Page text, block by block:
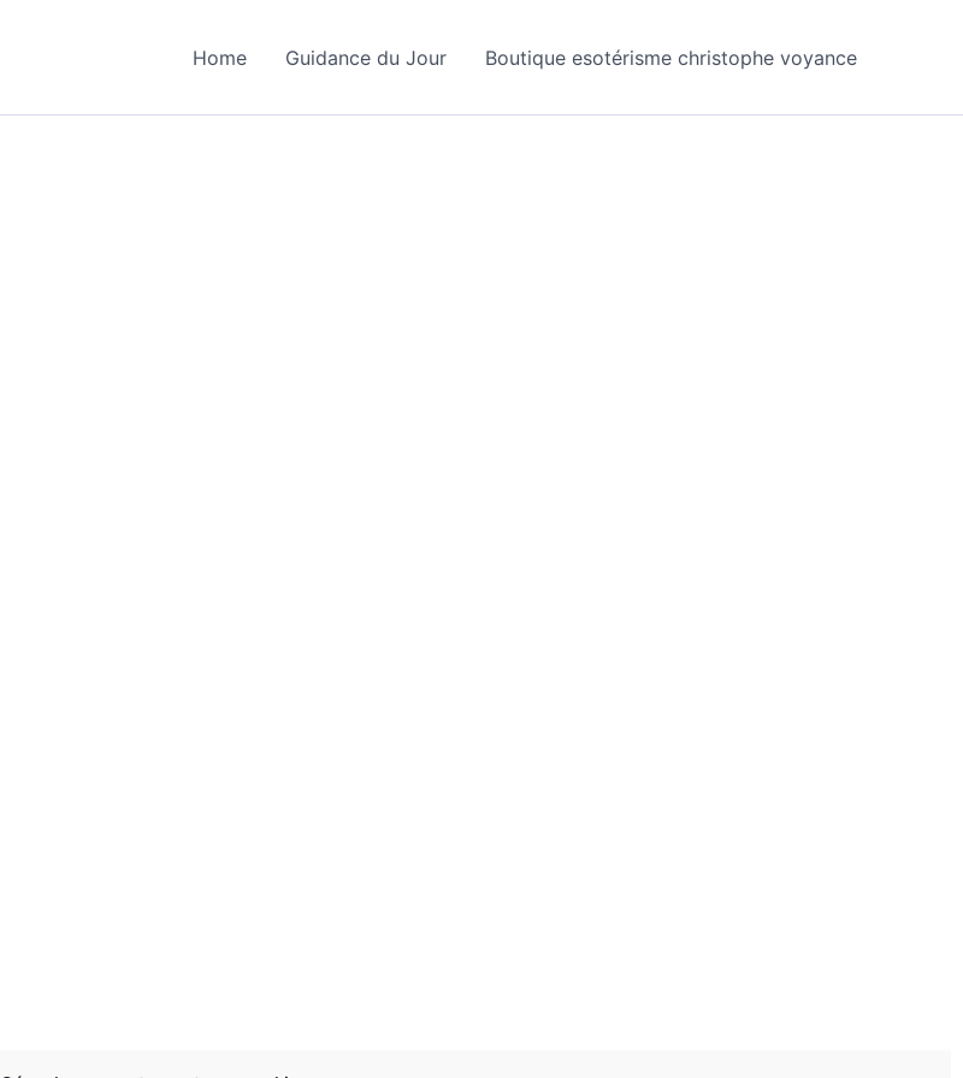
Home Guidance du Jour Boutique esotérisme christophe voyance